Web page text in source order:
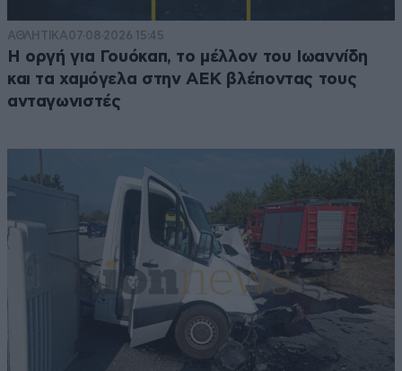
ΑΘΛΗΤΙΚΑ07·08·2026 15:45
Η οργή για Γουόκαπ, το μέλλον του Ιωαννίδη
και τα χαμόγελα στην ΑΕΚ βλέποντας τους
ανταγωνιστές